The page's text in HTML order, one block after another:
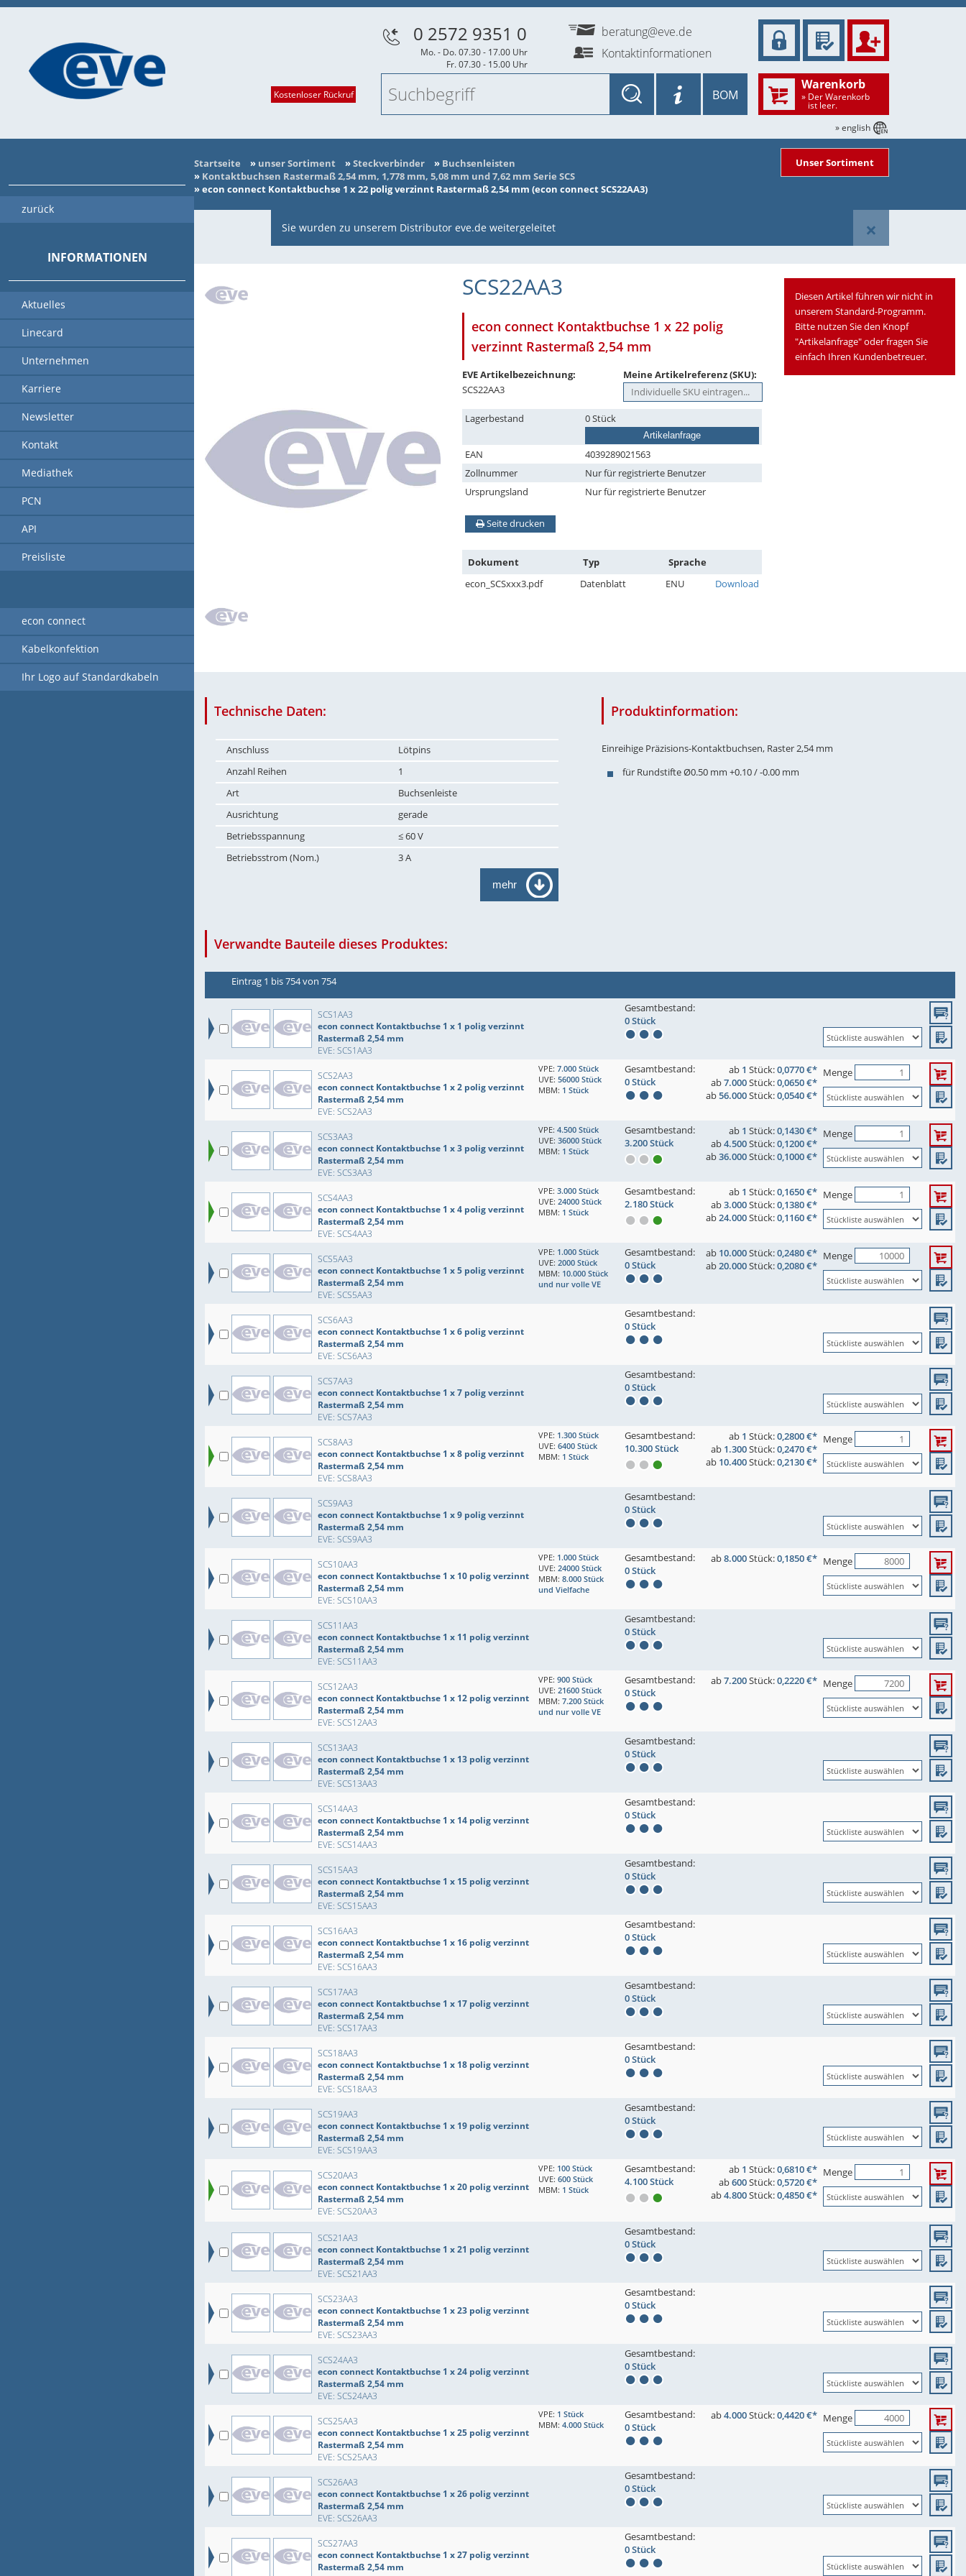
Startseite » unser Sortiment »Steckverbinder » Buchsenleisten
» Kontaktbuchsen Rastermaß 2,54 mm, 1,778 mm, 5,08 mm und 7,62 mm Serie SCS
»econ connect Kontaktbuchse 1 x 22 polig verzinnt Rastermaß 2,54 mm (econ connect SCS22AA3)
Unser Sortiment
×
Sie wurden zu unserem Distributor eve.de weitergeleitet
SCS22AA3
econ connect Kontaktbuchse 1 x 22 polig
verzinnt Rastermaß 2,54 mm
EVE Artikelbezeichnung:
SCS22AA3
Meine Artikelreferenz (SKU):
Lagerbestand 0 Stück
Artikelanfrage
EAN
4039289021563
Zollnummer
Nur für registrierte Benutzer
Ursprungsland
Nur für registrierte Benutzer
Seite drucken
Dokument Typ
Sprache
econ_SCSxxx3.pdf
Datenblatt ENU Download
Diesen Artikel führen wir nicht in
unserem Standard-Programm.
Bitte nutzen Sie den Knopf
"Artikelanfrage" oder fragen Sie
einfach Ihren Kundenbetreuer.
Technische Daten:
Anschluss
Lötpins
Anzahl Reihen
1
Art
Buchsenleiste
Ausrichtung
gerade
Betriebsspannung
≤ 60 V
Betriebsstrom (Nom.)
3 A
mehr
Produktinformation:
Einreihige Präzisions-Kontaktbuchsen, Raster 2,54 mm
für Rundstifte Ø0.50 mm +0.10 / -0.00 mm
Verwandte Bauteile dieses Produktes:
Eintrag 1 bis 754 von 754
SCS1AA3
econ connect Kontaktbuchse 1 x 1 polig verzinnt
Rastermaß 2,54 mm
EVE: SCS1AA3
Gesamtbestand:
0 Stück
SCS2AA3
econ connect Kontaktbuchse 1 x 2 polig verzinnt
Rastermaß 2,54 mm
EVE: SCS2AA3
VPE: 7.000 Stück
UVE: 56000 Stück
MBM: 1 Stück
Gesamtbestand:
0 Stück
ab 1 Stück:0,0770 €*
ab7.000Stück:0,0650 €*
ab56.000Stück:0,0540 €*
Menge
SCS3AA3
econ connect Kontaktbuchse 1 x 3 polig verzinnt
Rastermaß 2,54 mm
EVE: SCS3AA3
VPE: 4.500 Stück
UVE: 36000 Stück
MBM: 1 Stück
Gesamtbestand:
3.200 Stück
ab 1 Stück:0,1430 €*
ab4.500Stück:0,1200 €*
ab36.000Stück:0,1000 €*
Menge
SCS4AA3
econ connect Kontaktbuchse 1 x 4 polig verzinnt
Rastermaß 2,54 mm
EVE: SCS4AA3
VPE: 3.000 Stück
UVE: 24000 Stück
MBM: 1 Stück
Gesamtbestand:
2.180 Stück
ab 1 Stück:0,1650 €*
ab3.000Stück:0,1380 €*
ab24.000Stück:0,1160 €*
Menge
SCS5AA3
econ connect Kontaktbuchse 1 x 5 polig verzinnt
Rastermaß 2,54 mm
EVE: SCS5AA3
VPE: 1.000 Stück
UVE: 2000 Stück
MBM: 10.000 Stück
und nur volle VE
Gesamtbestand:
0 Stück
ab 10.000Stück:0,2480 €*
ab20.000Stück:0,2080 €*
Menge
SCS6AA3
econ connect Kontaktbuchse 1 x 6 polig verzinnt
Rastermaß 2,54 mm
EVE: SCS6AA3
Gesamtbestand:
0 Stück
SCS7AA3
econ connect Kontaktbuchse 1 x 7 polig verzinnt
Rastermaß 2,54 mm
EVE: SCS7AA3
Gesamtbestand:
0 Stück
SCS8AA3
econ connect Kontaktbuchse 1 x 8 polig verzinnt
Rastermaß 2,54 mm
EVE: SCS8AA3
VPE: 1.300 Stück
UVE: 6400 Stück
MBM: 1 Stück
Gesamtbestand:
10.300 Stück
ab 1 Stück:0,2800 €*
ab 1.300Stück:0,2470 €*
ab 10.400Stück:0,2130 €*
Menge
SCS9AA3
econ connect Kontaktbuchse 1 x 9 polig verzinnt
Rastermaß 2,54 mm
EVE: SCS9AA3
Gesamtbestand:
0 Stück
SCS10AA3
econ connect Kontaktbuchse 1 x 10 polig verzinnt
Rastermaß 2,54 mm
EVE: SCS10AA3
VPE: 1.000 Stück
UVE: 24000 Stück
MBM: 8.000 Stück
und Vielfache
Gesamtbestand:
0 Stück
ab8.000Stück:0,1850 €* Menge
SCS11AA3
econ connect Kontaktbuchse 1 x 11 polig verzinnt
Rastermaß 2,54 mm
EVE: SCS11AA3
Gesamtbestand:
0 Stück
SCS12AA3
econ connect Kontaktbuchse 1 x 12 polig verzinnt
Rastermaß 2,54 mm
EVE: SCS12AA3
VPE: 900 Stück
UVE: 21600 Stück
MBM: 7.200 Stück
und nur volle VE
Gesamtbestand:
0 Stück
ab7.200Stück:0,2220 €* Menge
SCS13AA3
econ connect Kontaktbuchse 1 x 13 polig verzinnt
Rastermaß 2,54 mm
EVE: SCS13AA3
Gesamtbestand:
0 Stück
SCS14AA3
econ connect Kontaktbuchse 1 x 14 polig verzinnt
Rastermaß 2,54 mm
EVE: SCS14AA3
Gesamtbestand:
0 Stück
SCS15AA3
econ connect Kontaktbuchse 1 x 15 polig verzinnt
Rastermaß 2,54 mm
EVE: SCS15AA3
Gesamtbestand:
0 Stück
SCS16AA3
econ connect Kontaktbuchse 1 x 16 polig verzinnt
Rastermaß 2,54 mm
EVE: SCS16AA3
Gesamtbestand:
0 Stück
SCS17AA3
econ connect Kontaktbuchse 1 x 17 polig verzinnt
Rastermaß 2,54 mm
EVE: SCS17AA3
Gesamtbestand:
0 Stück
SCS18AA3
econ connect Kontaktbuchse 1 x 18 polig verzinnt
Rastermaß 2,54 mm
EVE: SCS18AA3
Gesamtbestand:
0 Stück
SCS19AA3
econ connect Kontaktbuchse 1 x 19 polig verzinnt
Rastermaß 2,54 mm
EVE: SCS19AA3
Gesamtbestand:
0 Stück
SCS20AA3
econ connect Kontaktbuchse 1 x 20 polig verzinnt
Rastermaß 2,54 mm
EVE: SCS20AA3
VPE: 100 Stück
UVE: 600 Stück
MBM: 1 Stück
Gesamtbestand:
4.100 Stück
ab 1 Stück:0,6810 €*
ab600Stück:0,5720 €*
ab4.800Stück:0,4850 €*
Menge
SCS21AA3
econ connect Kontaktbuchse 1 x 21 polig verzinnt
Rastermaß 2,54 mm
EVE: SCS21AA3
Gesamtbestand:
0 Stück
SCS23AA3
econ connect Kontaktbuchse 1 x 23 polig verzinnt
Rastermaß 2,54 mm
EVE: SCS23AA3
Gesamtbestand:
0 Stück
SCS24AA3
econ connect Kontaktbuchse 1 x 24 polig verzinnt
Rastermaß 2,54 mm
EVE: SCS24AA3
Gesamtbestand:
0 Stück
SCS25AA3
econ connect Kontaktbuchse 1 x 25 polig verzinnt
Rastermaß 2,54 mm
EVE: SCS25AA3
VPE: 1 Stück
MBM: 4.000 Stück
Gesamtbestand:
0 Stück
ab4.000Stück:0,4420 €* Menge
SCS26AA3
econ connect Kontaktbuchse 1 x 26 polig verzinnt
Rastermaß 2,54 mm
EVE: SCS26AA3
Gesamtbestand:
0 Stück
SCS27AA3
econ connect Kontaktbuchse 1 x 27 polig verzinnt
Rastermaß 2,54 mm
Gesamtbestand:
0 Stück
Kostenloser Rückruf
0 2572 9351 0
Mo. - Do. 07.30 - 17.00 Uhr
Fr. 07.30 - 15.00 Uhr
beratung@eve.de
Kontaktinformationen
Warenkorb
» Der Warenkorb
ist leer.
BOM
» english
zurück
INFORMATIONEN
Aktuelles
Linecard
Unternehmen
Karriere
Newsletter
Kontakt
Mediathek
PCN
API
Preisliste
econ connect
Kabelkonfektion
Ihr Logo auf Standardkabeln